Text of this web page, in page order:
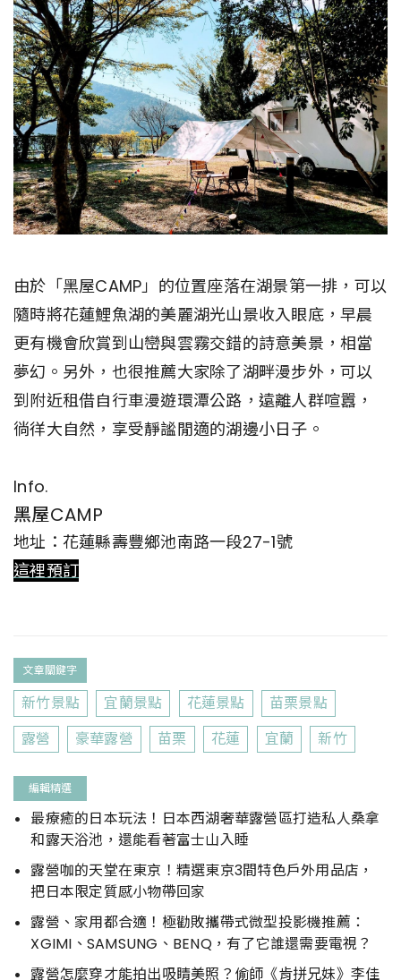
由於「黑屋CAMP」的位置座落在湖景第一排，可以
隨時將花蓮鯉魚湖的美麗湖光山景收入眼底，早晨
更有機會欣賞到山巒與雲霧交錯的詩意美景，相當
夢幻。另外，也很推薦大家除了湖畔漫步外，可以
到附近租借自行車漫遊環潭公路，遠離人群喧囂，
徜徉大自然，享受靜謐閒適的湖邊小日子。
Info.
黑屋CAMP
地址：花蓮縣壽豐鄉池南路一段27-1號
這裡預訂
文章關鍵字
新竹景點 宜蘭景點 花蓮景點
苗栗景點
露營
豪華露營 苗栗 花蓮 宜蘭 新竹
編輯精選
最療癒的日本玩法！日本西湖奢華露營區打造私人桑拿
和露天浴池，還能看著富士山入睡
露營咖的天堂在東京！精選東京3間特色戶外用品店，
把日本限定質感小物帶回家
露營、家用都合適！極勸敗攜帶式微型投影機推薦：
XGIMI、SAMSUNG、BENQ，有了它誰還需要電視？
露營怎麼穿才能拍出吸睛美照？偷師《肯拼兄妹》李佳